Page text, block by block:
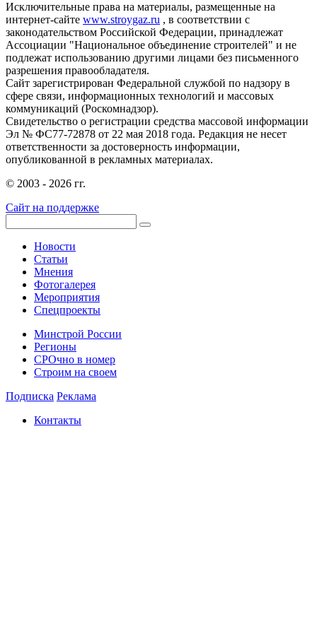
Исключительные права на материалы, размещенные на
интернет-сайте www.stroygaz.ru , в соответствии с
законодательством Российской Федерации, принадлежат
Ассоциации "Национальное объединение строителей" и не
подлежат использованию другими лицами без письменного
разрешения правообладателя.
Сайт зарегистрирован Федеральной службой по надзору в
сфере связи, информационных технологий и массовых
коммуникаций (Роскомнадзор).
Свидетельство о регистрации средства массовой информации
Эл № ФС77-72878 от 22 мая 2018 года. Редакция не несет
ответственности за достоверность информации,
опубликованной в рекламных материалах.
© 2003 - 2026 гг.
Сайт на поддержке
Новости
Статьи
Мнения
Фотогалерея
Мероприятия
Спецпроекты
Минстрой России
Регионы
СРОчно в номер
Строим на своем
Подписка Реклама
Контакты